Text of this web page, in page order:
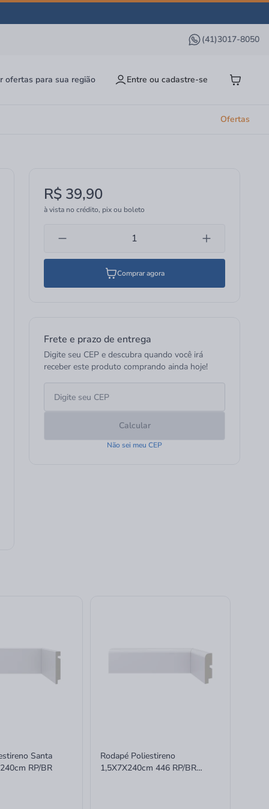
(41)3017-8050
ofertas para sua região Entre ou cadastre-se
Ofertas
R$ 39,90
à vista no crédito, pix ou boleto
Comprar agora
Frete e prazo de entrega
Digite seu CEP e descubra quando você irá
receber este produto comprando ainda hoje!
Calcular
Não sei meu CEP
Santa
RP/BR
Rodapé Poliestireno
1,5X7X240cm 446 RP/BR